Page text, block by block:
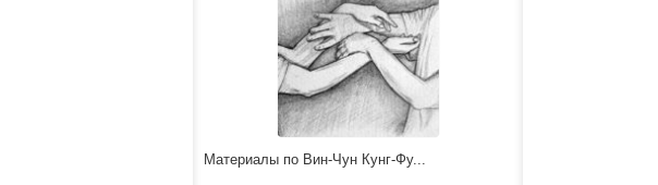
Материалы по Вин-Чун Кунг-Фу...